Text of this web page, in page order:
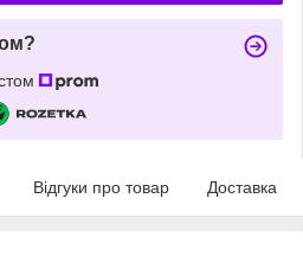
Відгуки про товар Доставка